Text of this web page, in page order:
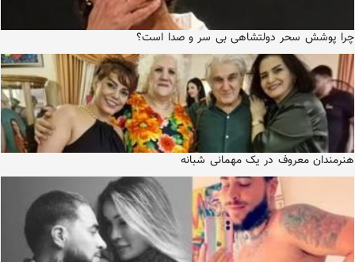
چرا پوشش سحر دولتشاهی بی سر و صدا است؟
هنرمندان معروف در یک مهمانی شبانه